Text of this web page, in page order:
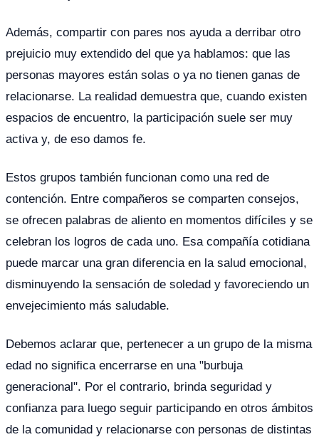
Además, compartir con pares nos ayuda a derribar otro
prejuicio muy extendido del que ya hablamos: que las
personas mayores están solas o ya no tienen ganas de
relacionarse. La realidad demuestra que, cuando existen
espacios de encuentro, la participación suele ser muy
activa y, de eso damos fe.
Estos grupos también funcionan como una red de
contención. Entre compañeros se comparten consejos,
se ofrecen palabras de aliento en momentos difíciles y se
celebran los logros de cada uno. Esa compañía cotidiana
puede marcar una gran diferencia en la salud emocional,
disminuyendo la sensación de soledad y favoreciendo un
envejecimiento más saludable.
Debemos aclarar que, pertenecer a un grupo de la misma
edad no significa encerrarse en una "burbuja
generacional". Por el contrario, brinda seguridad y
confianza para luego seguir participando en otros ámbitos
de la comunidad y relacionarse con personas de distintas